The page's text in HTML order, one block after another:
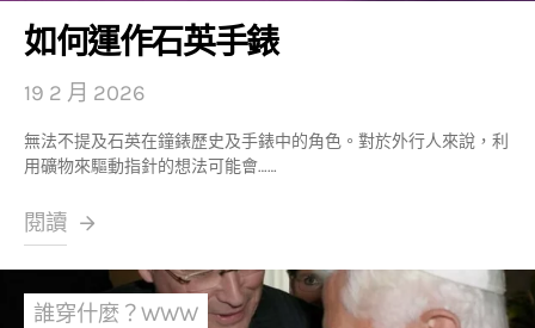
如何運作石英手錶
19 2 月 2026
無法不提及石英在鐘錶歷史及手錶中的角色。對於外行人來說，利
用礦物來驅動指針的想法可能會……
閱讀
誰穿什麼？WWW